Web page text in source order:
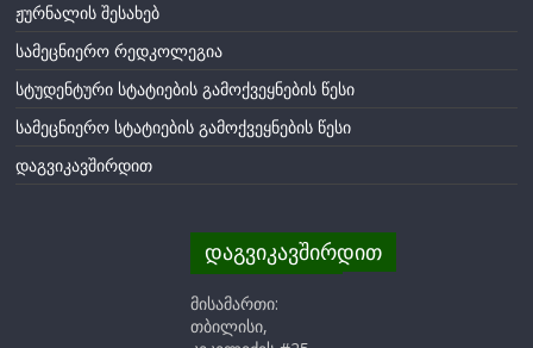
ჟურნალის შესახებ
სამეცნიერო რედკოლეგია
სტუდენტური სტატიების გამოქვეყნების წესი
სამეცნიერო სტატიების გამოქვეყნების წესი
დაგვიკავშირდით
დაგვიკავშირდით
მისამართი:
თბილისი,